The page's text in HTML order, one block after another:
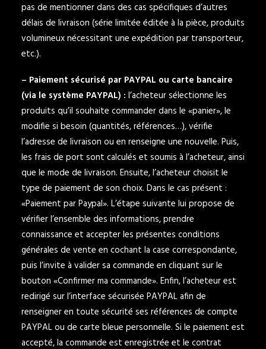
pas de mentionner dans des cas spécifiques d’autres
délais de livraison (série limitée éditée à la pièce, produits
volumineux nécessitant une expédition par transporteur,
etc.).
– Paiement sécurisé par PAYPAL ou carte bancaire
(via le système PAYPAL) : l’acheteur sélectionne les
produits qu’il souhaite commander dans le «panier», le
modifie si besoin (quantités, références…), vérifie
l’adresse de livraison ou en renseigne une nouvelle. Puis,
les frais de port sont calculés et soumis à l’acheteur, ainsi
que le mode de livraison. Ensuite, l’acheteur choisit le
type de paiement de son choix. Dans le cas présent :
«Paiement par Paypal». L’étape suivante lui propose de
vérifier l’ensemble des informations, prendre
connaissance et accepter les présentes conditions
générales de vente en cochant la case correspondante,
puis l’invite à valider sa commande en cliquant sur le
bouton «Confirmer ma commande». Enfin, l’acheteur est
redirigé sur l’interface sécurisée PAYPAL afin de
renseigner en toute sécurité ses références de compte
PAYPAL ou de carte bleue personnelle. Si le paiement est
accepté, la commande est enregistrée et le contrat